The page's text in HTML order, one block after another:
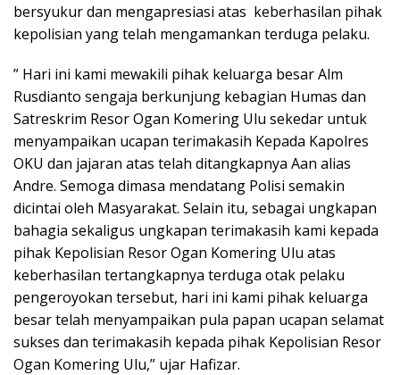
bersyukur dan mengapresiasi atas keberhasilan pihak
kepolisian yang telah mengamankan terduga pelaku.
” Hari ini kami mewakili pihak keluarga besar Alm
Rusdianto sengaja berkunjung kebagian Humas dan
Satreskrim Resor Ogan Komering Ulu sekedar untuk
menyampaikan ucapan terimakasih Kepada Kapolres
OKU dan jajaran atas telah ditangkapnya Aan alias
Andre. Semoga dimasa mendatang Polisi semakin
dicintai oleh Masyarakat. Selain itu, sebagai ungkapan
bahagia sekaligus ungkapan terimakasih kami kepada
pihak Kepolisian Resor Ogan Komering Ulu atas
keberhasilan tertangkapnya terduga otak pelaku
pengeroyokan tersebut, hari ini kami pihak keluarga
besar telah menyampaikan pula papan ucapan selamat
sukses dan terimakasih kepada pihak Kepolisian Resor
Ogan Komering Ulu,” ujar Hafizar.